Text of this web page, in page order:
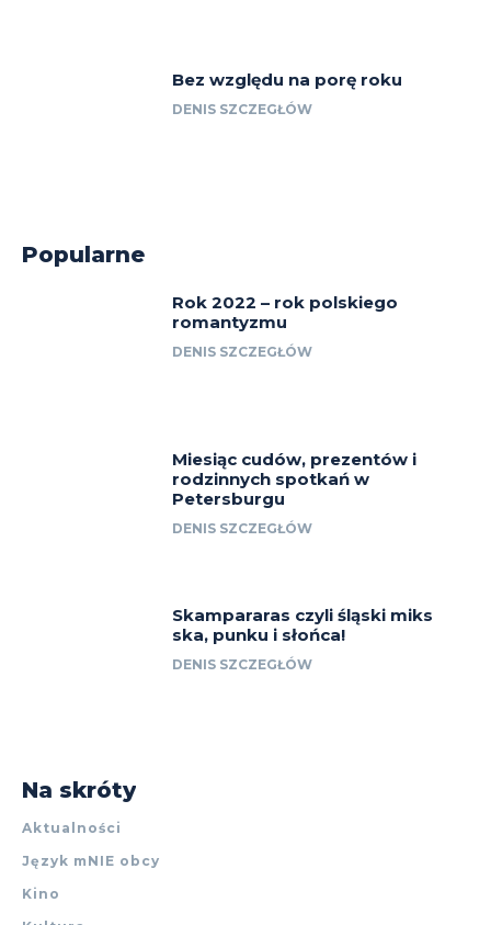
Bez względu na porę roku
DENIS SZCZEGŁÓW
Popularne
Rok 2022 – rok polskiego
romantyzmu
DENIS SZCZEGŁÓW
Miesiąc cudów, prezentów i
rodzinnych spotkań w
Petersburgu
DENIS SZCZEGŁÓW
Skampararas czyli śląski miks
ska, punku i słońca!
DENIS SZCZEGŁÓW
Na skróty
Aktualności
Język mNIE obcy
Kino